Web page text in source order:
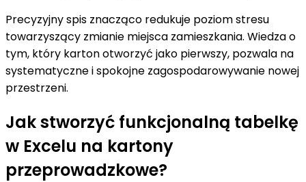
Precyzyjny spis znacząco redukuje poziom stresu
towarzyszący zmianie miejsca zamieszkania. Wiedza o
tym, który karton otworzyć jako pierwszy, pozwala na
systematyczne i spokojne zagospodarowywanie nowej
przestrzeni.
Jak stworzyć funkcjonalną tabelkę
w Excelu na kartony
przeprowadzkowe?